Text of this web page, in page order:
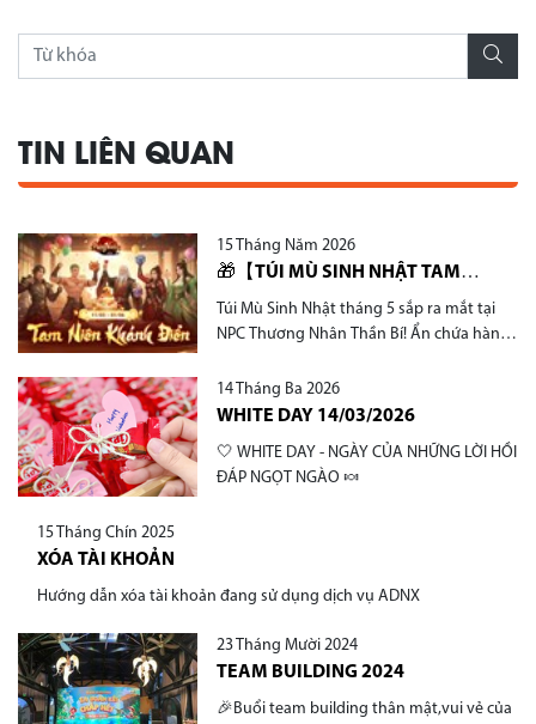
TIN LIÊN QUAN
15 Tháng Năm 2026
🎁【TÚI MÙ SINH NHẬT TAM
NIÊN】BẤT NGỜ CỰC PHẨM -
CHÚC MỪNG SINH NHẬT 3 TUỔI
Túi Mù Sinh Nhật tháng 5 sắp ra mắt tại
NPC Thương Nhân Thần Bí! Ẩn chứa hàng
hiếm chờ chư vị Kỳ Sĩ khám phá
14 Tháng Ba 2026
WHITE DAY 14/03/2026
🤍 WHITE DAY - NGÀY CỦA NHỮNG LỜI HỒI
ĐÁP NGỌT NGÀO 🍬
15 Tháng Chín 2025
XÓA TÀI KHOẢN
Hướng dẫn xóa tài khoản đang sử dụng dịch vụ ADNX
23 Tháng Mười 2024
TEAM BUILDING 2024
🎉Buổi team building thân mật,vui vẻ của